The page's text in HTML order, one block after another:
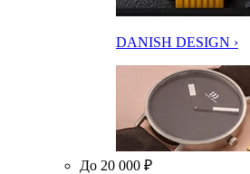
DANISH DESIGN ›
До 20 000 ₽